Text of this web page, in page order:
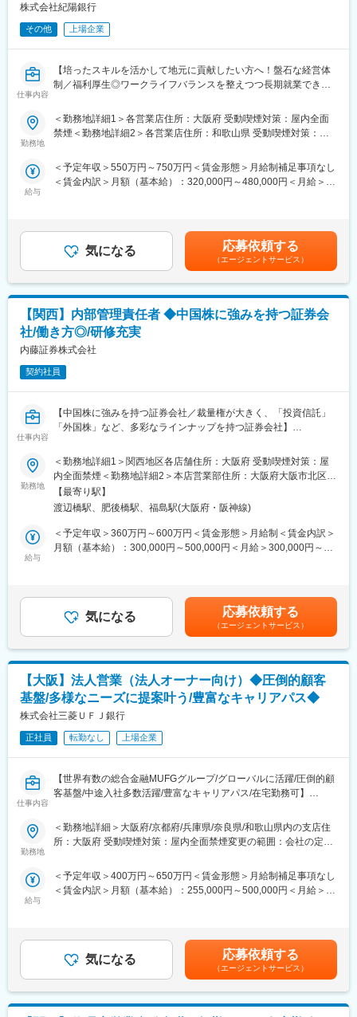
ス提供をする保険及び資産運用分野の世界的リーディングカンパ
・営業所の実績向上を目的とした、キャンペーンやイベントの企
■入社後の流れ：
・基礎研修／通算3ヵ月（千葉ニュータウン研修センターにて）
礎知識を習得
↓
の開拓 、お客さま対応等の現場での個人営業を経験
↓
・採用研修／1ヵ月
配属先の営業所にて採用業務の習得
↓
営業所の経営に必要な知見を培い、FP等の必須資格を取得した
後、営業所長に昇格。
・男女共に育児休職取得率は100%！
・時差出勤制度、社宅制度（営業所長就任後、利用可）も完備
■同社の強み
配当金としてご契約者へお支払いする保険）なので、配当還元が
充実しており、実質的な保険料負担の軽減を図っております。
「健康配当」にも注力しており、健康であれば健康配当のお支払
いが続くという仕組みに強みがあります。
変更の範囲：会社の定める業務
株式会社紀陽銀行
その他 上場企業
仕事内容
【培ったスキルを活かして地元に貢献したい方へ！盤石な経営体
制／福利厚生◎ワークライフバランスを整えつつ長期就業できる
■職務概要：
・法人部門（営業・融資）・・・担当エリアの地元企業に対し
て、資金ニーズを聞き出し、融資案件を組成する業務となりま
産運用アドバイザーについては、窓口担当に対する指導も行って
いただきます。
■組織構成
大阪・和歌山：それぞれ計10～15名（営業課長1名ずつ＋他メン
バー）男女比7：3
■研修制度
キャリア意識の向上やマネジメント力などを身につけていく「階
層別研修」、全行員共通の研修とは別系統で、職務やキャリアに
行員の自己啓発をサポートするため、インターネットを通じてス
マートフォンや自宅のパソコンでセミナーや講義が視聴できる
士、証券アナリストなど公的資格取得者には奨励金制度を設ける
など、行員のチャレンジ精神を存分に発揮できるサポート体制を
組んでいます。
■特徴・魅力
★さまざまな場面でコンサルティング機能を発揮
お客さまのさまざまな課題に対して、営業店と本部コンサルティ
等、企業の成長支援や新たなビジネスの創造に向けた提案を行っ
ています。
★女性の活躍推進に積極的：育休取得率90％以上
みんマーク」を取得。
また、「ダイバーシティ推進室」を設置し、女性の職域拡大や積
極的な登用をはじめとする「ポジティブアクション」や「仕事と
家庭の両立支援」「キャリア支援」など、行員が働きやすい環境
を整えることで、多様な人材が活躍しています。
変更の範囲：会社の定める業務
勤務地
＜勤務地詳細1＞各営業店住所：大阪府 受動喫煙対策：屋内全面
禁煙＜勤務地詳細2＞各営業店住所：和歌山県 受動喫煙対策：屋
給与
＜予定年収＞550万円～750万円＜賃金形態＞月給制補足事項なし
＜賃金内訳＞月額（基本給）：320,000円～480,000円＜月給＞
気になる 応募依頼する
（エージェントサービス）
【関西】内部管理責任者 ◆中国株に強みを持つ証券会
社/働き方◎/研修充実
内藤証券株式会社
契約社員
仕事内容
【中国株に強みを持つ証券会社／裁量権が大きく、「投資信託」
「外国株」など、多彩なラインナップを持つ証券会社】
■業務内容：
主に以下の業務をご担当いただきます。
・営業活動の監視・点検に関する業務
・顧客口座・顧客資金管理に関する業務
・事務管理に関する業務
■入社後の流れ
管理責任者としてご活躍いただきます。
入社後3か月間は契約社員としての勤務となりますが、4か月目以
降に正社員登用される方が95%以上の実績となっております。
関西地区の下記いずれかのコンプライアンス部へ配属となりま
す。
※募集時の状況により、お住まい近隣の支店またはご希望を考慮い
たします。
本店営業部、住道支店、寝屋川支店、八尾支店、金剛支店、三田
支店、橿原支店、和歌山支店、海南支店、有田支店、田辺支店、
新宮支店、高松支店
■働き方：
リフレッシュ休暇年間8日付与、水曜日・金曜日のノー残業デー
いる社風の為、実質他の曜日についても、時期的な繁忙期を除い
て、残業は少なくかなり働きやすい環境であると言えます。
変更の範囲：会社の定める業務
勤務地
＜勤務地詳細1＞関西地区各店舗住所：大阪府 受動喫煙対策：屋
内全面禁煙＜勤務地詳細2＞本店営業部住所：大阪府大阪市北区中
之島3-3-23 中之島ダイビル19階 勤務地最寄駅：京阪中之島線／渡
辺橋駅受動喫煙対策：敷地内喫煙可能場所あり変更の範囲：会社
【最寄り駅】
渡辺橋駅、肥後橋駅、福島駅(大阪府・阪神線)
給与
＜予定年収＞360万円～600万円＜賃金形態＞月給制＜賃金内訳＞
月額（基本給）：300,000円～500,000円＜月給＞300,000円～
考慮の上、当社規定により処遇を決定します。賃金はあくまでも
目安の金額であり、選考を通じて上下する可能性があります。月
給(月額)は固定手当を含めた表記です。
気になる 応募依頼する
（エージェントサービス）
【大阪】法人営業（法人オーナー向け）◆圧倒的顧客
基盤/多様なニーズに提案叶う/豊富なキャリアパス◆
株式会社三菱ＵＦＪ銀行
正社員 転勤なし 上場企業
仕事内容
【世界有数の総合金融MUFGグループ/グローバルに活躍/圧倒的顧
客基盤/中途入社多数活躍/豊富なキャリアパス/在宅勤務可】
法人や法人オーナー向けの営業に従事いただきます。預金、貸
出、決済を中心としたバンキング業務および社会課題起点・顧客
支店配属とは異なり、売上30億円未満の中小企業に特化しており
ます。
拠点／200名以上で構成。現在はシニア人材中心だが、今後は現
役行員の投入も視野に入れております。
※以下は１拠点のイメージとなります。
次長（50代）＋法人担当者10名（40～50代）＋事務担当者（50
代）の構成しております。
勤務地
＜勤務地詳細＞大阪府/京都府/兵庫県/奈良県/和歌山県内の支店住
所：大阪府 受動喫煙対策：屋内全面禁煙変更の範囲：会社の定め
給与
＜予定年収＞400万円～650万円＜賃金形態＞月給制補足事項なし
＜賃金内訳＞月額（基本給）：255,000円～500,000円＜月給＞
であり、選考を通じて上下する可能性があります。月給(月額)は固
定手当を含めた表記です。
気になる 応募依頼する
（エージェントサービス）